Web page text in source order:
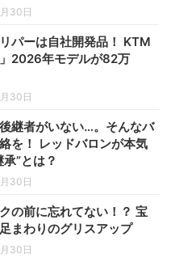
30日
パーは自社開発品！ KTM
2026年モデルが82万
30日
後継者がいない…。そんなバ
を！ レッドバロンが本気
”とは？
30日
の前に忘れてない！？ 宝
まわりのグリスアップ
30日